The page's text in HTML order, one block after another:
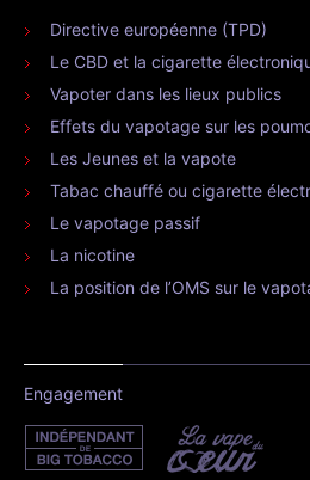
Directive européenne (TPD)
Le CBD et la cigarette
Vapoter dans les lieux publics
Effets du vapotage sur les
Les Jeunes et la vapote
Tabac chauffé ou cigarette
Le vapotage passif
La nicotine
La position de l’OMS sur le
Engagement